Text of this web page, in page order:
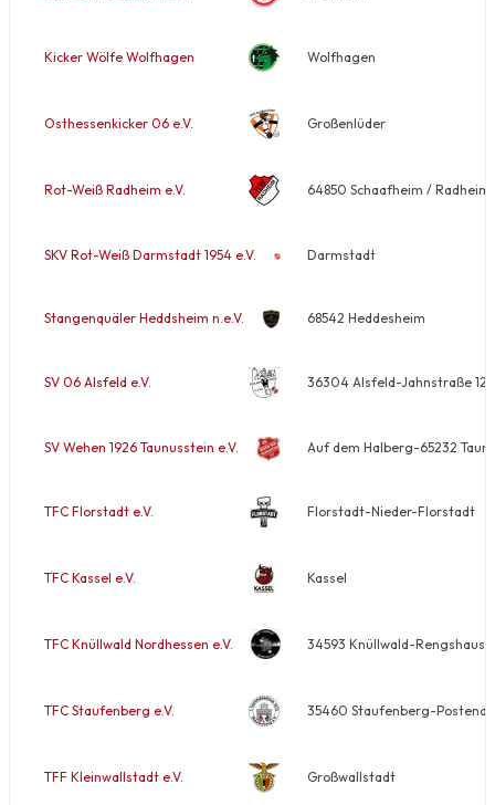
Kicker Wölfe Wolfhagen Wolfhagen
Osthessenkicker 06 e.V. Großenlüder
Rot-Weiß Radheim e.V. 64850 Schaafheim /
SKV Rot-Weiß Darmstadt 1954 e.V. Darmstadt
Stangenquäler Heddsheim n.e.V. 68542 Heddesheim
SV 06 Alsfeld e.V. 36304 Alsfeld-Jahnstraße 12
SV Wehen 1926 Taunusstein e.V. Auf dem Halberg-65232
TFC Florstadt e.V. Florstadt-Nieder-Florstadt
TFC Kassel e.V. Kassel
TFC Knüllwald Nordhessen e.V. 34593 Knüllwald-
TFC Staufenberg e.V. 35460 Staufenberg-
TFF Kleinwallstadt e.V. Großwallstadt